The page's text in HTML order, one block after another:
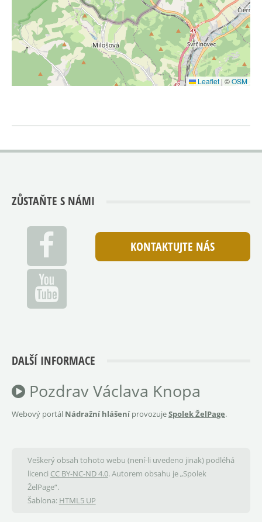
Leaflet | ©OSM
ZŮSTAŇTE S NÁMI
KONTAKTUJTE NÁS
DALŠÍ INFORMACE
Pozdrav Václava Knopa
Webový portál Nádražní hlášeníprovozujeSpolek ŽelPage.
Veškerý obsah tohoto webu (není-li uvedeno jinak) podléhá
licenci CC BY-NC-ND 4.0. Autorem obsahu je „Spolek
ŽelPage“.
Šablona: HTML5 UP